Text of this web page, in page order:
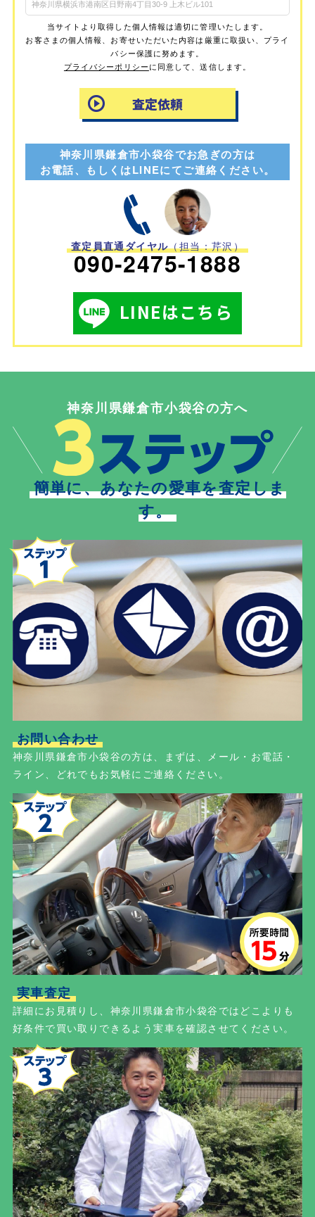
当サイトより取得した個人情報は適切に管理いたします。
お客さまの個人情報、お寄せいただいた内容は厳重に取扱い、プライ
バシー保護に努めます。
プライバシーポリシーに同意して、送信します。
神奈川県鎌倉市小袋谷でお急ぎの方は
お電話、もしくはLINEにてご連絡ください。
査定員直通ダイヤル（担当：芹沢）
090-2475-1888
LINEはこちら
神奈川県鎌倉市小袋谷の方へ
簡単に、あなたの愛車を査定しま
す。
お問い合わせ
神奈川県鎌倉市小袋谷の方は、まずは、メール・お電話・
ライン、どれでもお気軽にご連絡ください。
実車査定
詳細にお見積りし、神奈川県鎌倉市小袋谷ではどこよりも
好条件で買い取りできるよう実車を確認させてください。